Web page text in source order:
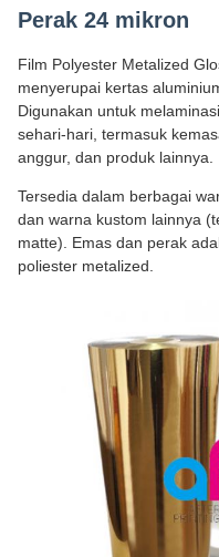
Perak 24 mikron
Film Polyester Metalized
menyerupai kertas
Digunakan untuk
sehari-hari, termasuk
anggur, dan produk lainnya.
Tersedia dalam berbagai
dan warna kustom lainnya
matte). Emas dan perak
poliester metalized.